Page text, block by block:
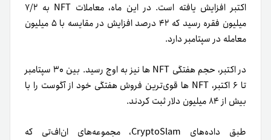
اکتبر افزایش یافته است. در این ماه، معاملات NFT به ۷/۲
میلیون فقره رسید که ۴۲ درصد افزایش در مقایسه با ۵ میلیون
معامله در سپتامبر دارد.
در اکتبر، حجم هفتگی NFT ها نیز به اوج رسید. بین ۳۰ سپتامبر
تا ۶ اکتبر، NFT ها قوی‌ترین فروش هفتگی خود از آگوست را با
بیش از ۸۴ میلیون دلار ثبت کردند.
طبق داده‌های CryptoSlam، مجموعه‌های ان‌اف‌تی که